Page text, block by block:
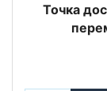
Точка